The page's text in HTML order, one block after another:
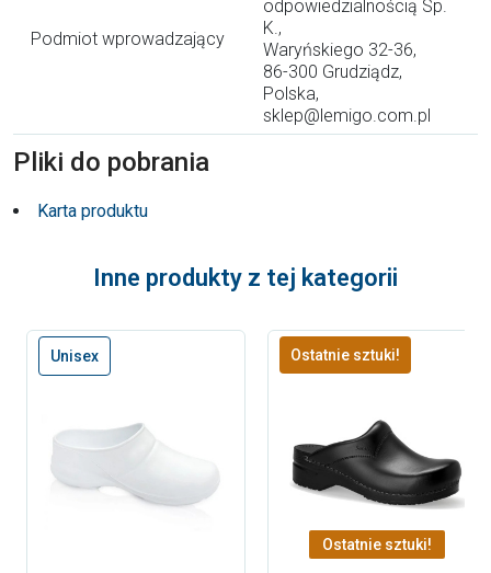
Podmiot wprowadzający
odpowiedzialnością Sp.
K.,
Waryńskiego 32-36,
86-300 Grudziądz,
Polska,
sklep@lemigo.com.pl
Pliki do pobrania
Karta produktu
Inne produkty z tej kategorii
Unisex Ostatnie sztuki!
Ostatnie sztuki!